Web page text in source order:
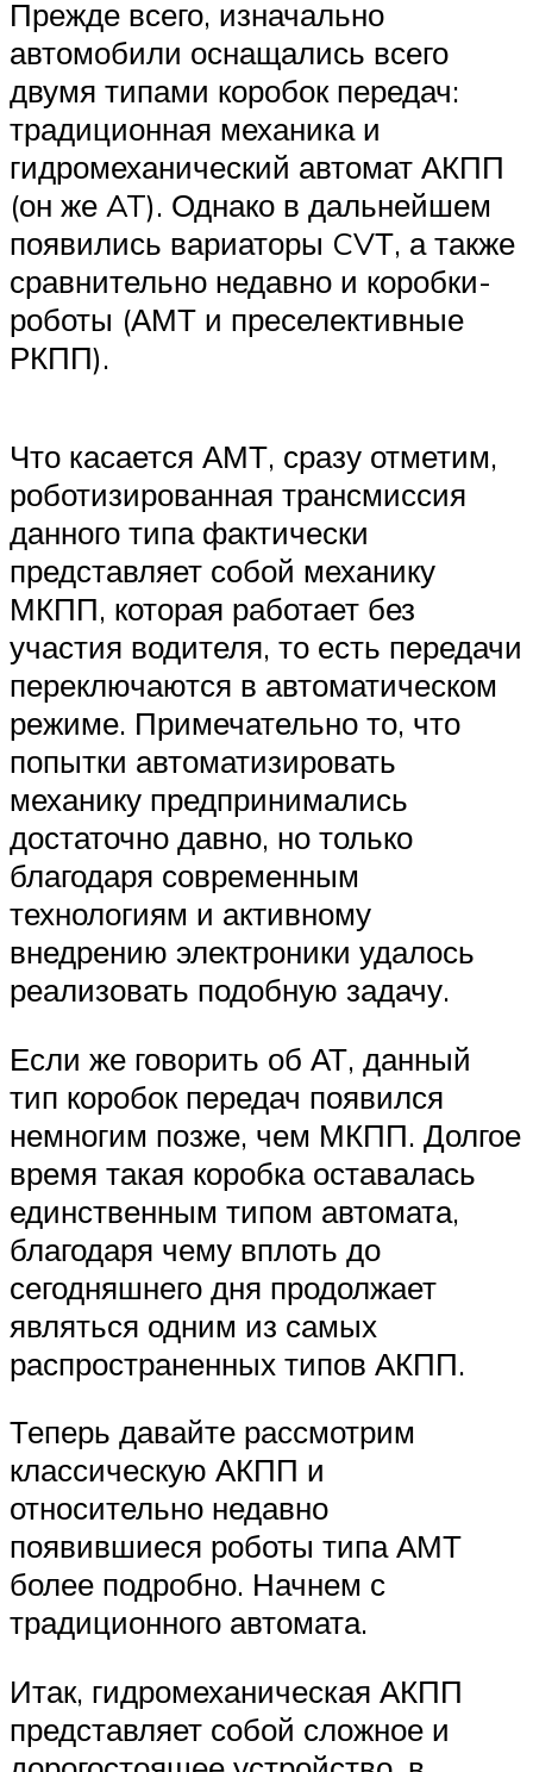
Прежде всего, изначально
автомобили оснащались всего
двумя типами коробок передач:
традиционная механика и
гидромеханический автомат АКПП
(он же AT). Однако в дальнейшем
появились вариаторы CVТ, а также
сравнительно недавно и коробки-
роботы (АМТ и преселективные
РКПП).
Что касается АМТ, сразу отметим,
роботизированная трансмиссия
данного типа фактически
представляет собой механику
МКПП, которая работает без
участия водителя, то есть передачи
переключаются в автоматическом
режиме. Примечательно то, что
попытки автоматизировать
механику предпринимались
достаточно давно, но только
благодаря современным
технологиям и активному
внедрению электроники удалось
реализовать подобную задачу.
Если же говорить об АТ, данный
тип коробок передач появился
немногим позже, чем МКПП. Долгое
время такая коробка оставалась
единственным типом автомата,
благодаря чему вплоть до
сегодняшнего дня продолжает
являться одним из самых
распространенных типов АКПП.
Теперь давайте рассмотрим
классическую АКПП и
относительно недавно
появившиеся роботы типа АМТ
более подробно. Начнем с
традиционного автомата.
Итак, гидромеханическая АКПП
представляет собой сложное и